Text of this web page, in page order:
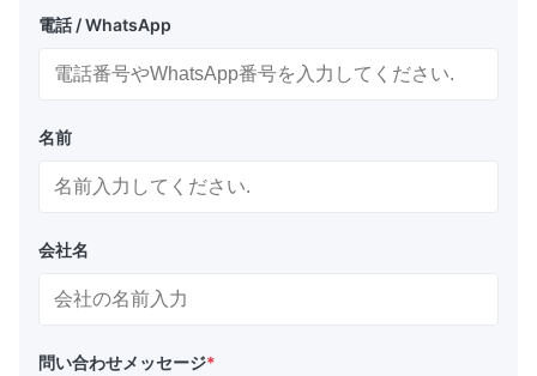
電話 / WhatsApp
名前
会社名
問い合わせメッセージ*